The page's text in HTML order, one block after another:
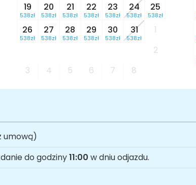
19
538zł
20
538zł
21
538zł
22
538zł
23
538zł
24
538zł
25
538zł
26
538zł
27
538zł
28
538zł
29
538zł
30
538zł
31
538zł
1
2
3
4 5 6 7 8
umową)
do godziny11:00 w dniu odjazdu.